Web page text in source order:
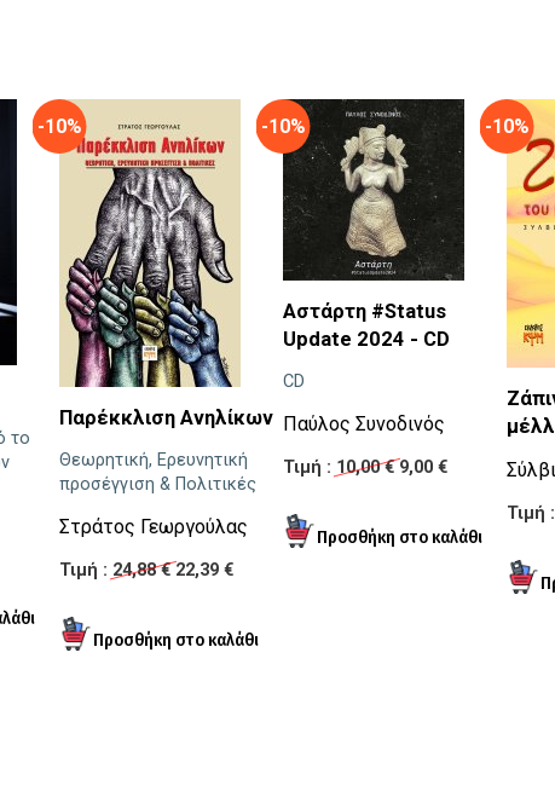
το
-10%
Παρέκκλιση Ανηλίκων
Θεωρητική, Ερευνητική
προσέγγιση & Πολιτικές
Στράτος Γεωργούλας
Τιμή : 24,88 €22,39 €
-10%
Αστάρτη #Status
Update 2024 - CD
CD
Παύλος Συνοδινός
Τιμή : 10,00 €9,00 €
-10%
Τιμή :